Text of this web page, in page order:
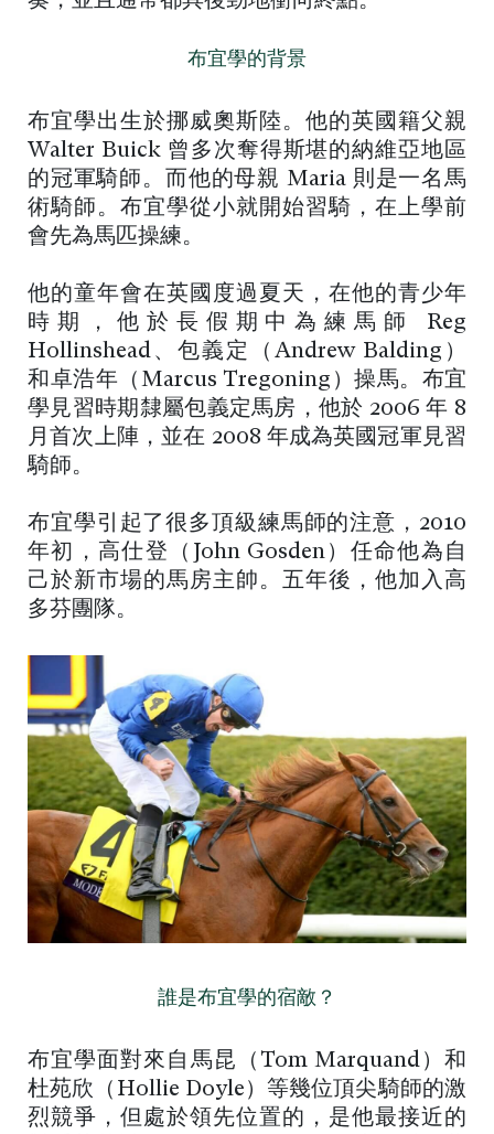
布宜學的背景
布宜學出生於挪威奧斯陸。他的英國籍父親
Walter Buick 曾多次奪得斯堪的納維亞地區
的冠軍騎師。而他的母親 Maria 則是一名馬
術騎師。布宜學從小就開始習騎，在上學前
會先為馬匹操練。
他的童年會在英國度過夏天，在他的青少年
時期，他於長假期中為練馬師 Reg
Hollinshead、包義定（Andrew Balding）
和卓浩年（Marcus Tregoning）操馬。布宜
學見習時期隸屬包義定馬房，他於 2006 年 8
月首次上陣，並在 2008 年成為英國冠軍見習
騎師。
布宜學引起了很多頂級練馬師的注意，2010
年初，高仕登（John Gosden）任命他為自
己於新市場的馬房主帥。五年後，他加入高
多芬團隊。
誰是布宜學的宿敵？
布宜學面對來自馬昆（Tom Marquand）和
杜苑欣（Hollie Doyle）等幾位頂尖騎師的激
烈競爭，但處於領先位置的，是他最接近的